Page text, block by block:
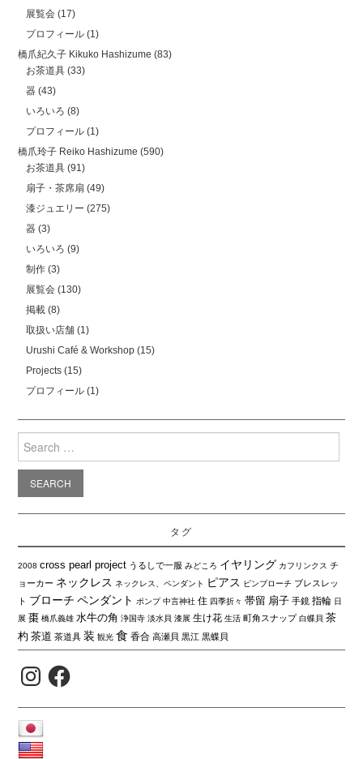
展覧会 (17)
プロフィール (1)
橋爪紀久子 Kikuko Hashizume (83)
お茶道具 (33)
器 (43)
いろいろ (8)
プロフィール (1)
橋爪玲子 Reiko Hashizume (590)
お茶道具 (91)
扇子・茶席扇 (49)
漆ジュエリー (275)
器 (3)
いろいろ (9)
制作 (3)
展覧会 (130)
掲載 (8)
取扱い店舗 (1)
Urushi Café & Workshop (15)
Projects (15)
プロフィール (1)
for:
タグ
2008 cross pearl project うるしで一服 みどころ イヤリング カフリンクス チ
ョーカー ネックレス ネックレス、ペンダント ピアス ピンブローチ ブレスレッ
ト ブローチ ペンダント ポンプ 中言神社 住 四季折々 帯留 扇子 手鏡 指輪 日
展 棗 橋爪義雄 水牛の角 浄国寺 淡水貝 漆展 生け花 生活 町角スナップ 白蝶貝 茶
杓 茶道 茶道具 装 観光 食 香合 高瀬貝 黒江 黒蝶貝
InstagramFacebook